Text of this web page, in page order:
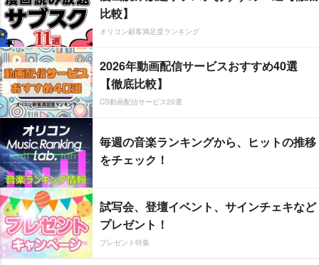
比較】
オリコン顧客満足度ランキング
2026年動画配信サービスおすすめ40選
【徹底比較】
CS動画配信サービス20選
毎週の音楽ランキングから、ヒットの推移
をチェック！
試写会、登壇イベント、サインチェキなど
プレゼント！
プレゼント特集